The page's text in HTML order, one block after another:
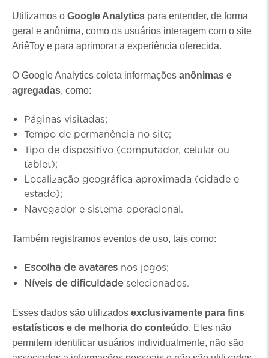
Utilizamos o Google Analytics para entender, de forma
geral e anônima, como os usuários interagem com o site
AriêToy e para aprimorar a experiência oferecida.
O Google Analytics coleta informações anônimas e
agregadas, como:
Páginas visitadas;
Tempo de permanência no site;
Tipo de dispositivo (computador, celular ou
tablet);
Localização geográfica aproximada (cidade e
estado);
Navegador e sistema operacional.
Também registramos eventos de uso, tais como:
Escolha de avatares nos jogos;
Níveis de dificuldadeselecionados.
Esses dados são utilizados exclusivamente para fins
estatísticos e de melhoria do conteúdo. Eles não
permitem identificar usuários individualmente, não são